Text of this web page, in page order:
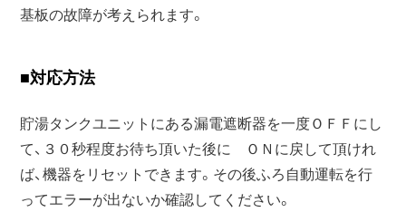
基板の故障が考えられます。
■対応方法
貯湯タンクユニットにある漏電遮断器を一度ＯＦＦにし
て、３０秒程度お待ち頂いた後に ＯＮに戻して頂けれ
ば、機器をリセットできます。その後ふろ自動運転を行
ってエラーが出ないか確認してください。